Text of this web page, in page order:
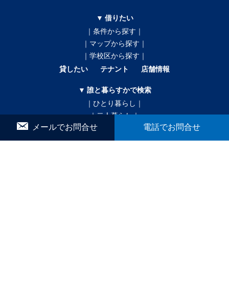
▼ 借りたい
｜条件から探す｜
｜マップから探す｜
｜学校区から探す｜
貸したい
テナント 店舗情報
▼ 誰と暮らすかで検索
｜ひとり暮らし｜
｜二人暮らし｜
｜家族で暮らす｜
｜ペットと暮らす｜
メールでお問合せ 電話でお問合せ